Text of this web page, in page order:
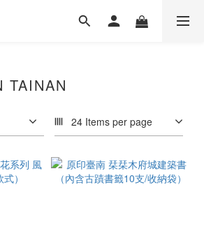
TAINAN
24 Items per page